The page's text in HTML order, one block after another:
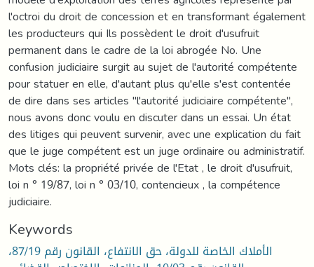
l'octroi du droit de concession et en transformant également
les producteurs qui Ils possèdent le droit d'usufruit
permanent dans le cadre de la loi abrogée No. Une
confusion judiciaire surgit au sujet de l'autorité compétente
pour statuer en elle, d'autant plus qu'elle s'est contentée
de dire dans ses articles "l'autorité judiciaire compétente",
nous avons donc voulu en discuter dans un essai. Un état
des litiges qui peuvent survenir, avec une explication du fait
que le juge compétent est un juge ordinaire ou administratif.
Mots clés: la propriété privée de l'Etat , le droit d'usufruit,
loi n ° 19/87, loi n ° 03/10, contencieux , la compétence
judiciaire.
Keywords
الأملاك الخاصة للدولة، حق الانتفاع، القانون رقم 87/19،